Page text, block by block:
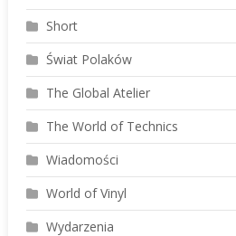
Short
Świat Polaków
The Global Atelier
The World of Technics
Wiadomości
World of Vinyl
Wydarzenia